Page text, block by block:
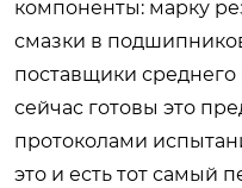
компоненты: марку
смазки в
поставщики среднего
сейчас готовы это
протоколами
это и есть тот самый